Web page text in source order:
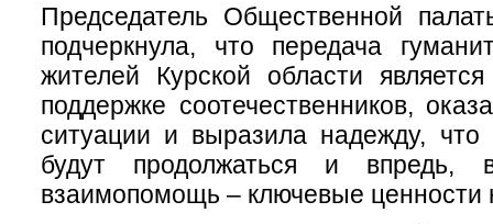
Председатель Общественной
подчеркнула, что передача
жителей Курской области
поддержке соотечественников,
ситуации и выразила надежду, что
будут продолжаться и впредь,
взаимопомощь – ключевые ценности